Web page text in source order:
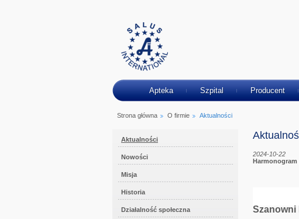
Apteka Szpital Producent
Strona główna O firmie Aktualności
Aktualności
Nowości
Misja
Historia
Działalność społeczna
2024-10-22
Harmonogram
Szanowni